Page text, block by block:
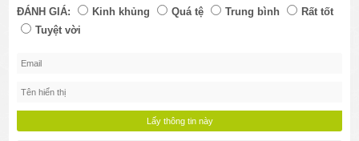
ĐÁNH GIÁ: Kinh khủng Quá tệ Trung bình
Rất tốt
Tuyệt vời